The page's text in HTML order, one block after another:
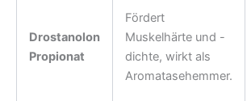
Drostanolon
Propionat
Fördert
Muskelhärte und -
dichte, wirkt als
Aromatasehemmer.